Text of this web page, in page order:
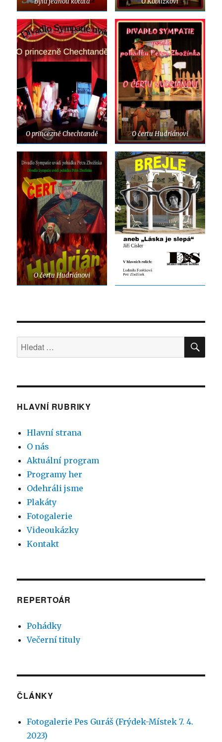
O princezně Chechtandě O čertu Hudriánovi
O čertu Hudriánovi
Hledat:
HLAVNÍ RUBRIKY
Hlavní strana
O nás
Aktuální program
Programy her
Odehráli jsme
Plakáty
Fotogalerie
Videoukázky
Kontakt
REPERTOÁR
Pohádky
Večerní tituly
ČLÁNKY
Fotogalerie Pes Guráš (Frýdek-Místek 7. 4.
2023)